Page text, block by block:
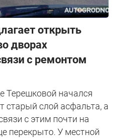
открыть
дворах
с ремонтом
Терешковой начался
старый слой асфальта, а
с этим почти на
перекрыто. У местной